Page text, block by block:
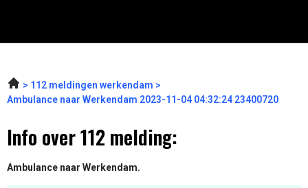
112 meldingen werkendam
Ambulance naar Werkendam 2023-11-04 04:32:24 23400720
Info over 112 melding:
Ambulance naar Werkendam.